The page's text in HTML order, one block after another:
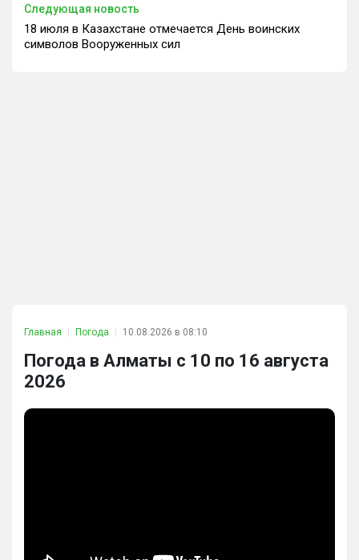
Следующая новость
18 июля в Казахстане отмечается День воинских
символов Вооруженных сил
Главная Погода 10.08.2026 в 08:10
Погода в Алматы с 10 по 16 августа
2026